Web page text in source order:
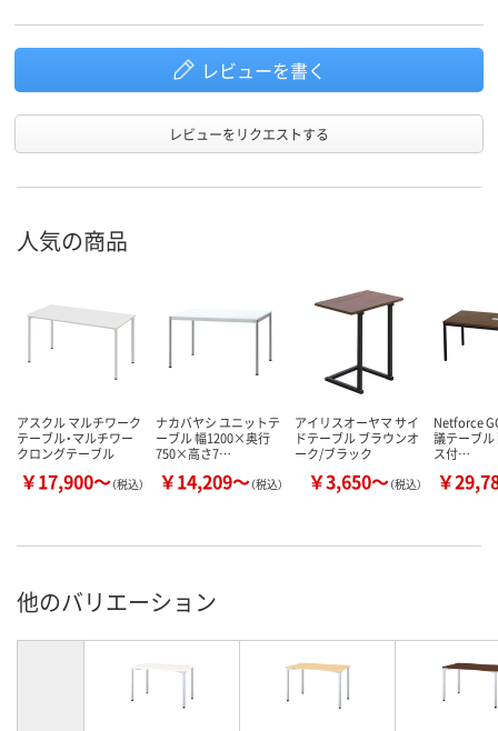
レビューを書く
レビューをリクエストする
人気の商品
アスクル マルチワーク
テーブル・マルチワー
クロングテーブル
￥17,900～（税込）
ナカバヤシ ユニットテ
ーブル 幅1200×奥行
750×高さ7…
￥14,209～（税込）
アイリスオーヤマ サイ
ドテーブル ブラウンオ
ーク/ブラック
￥3,650～（税込）
Netforce
議テーブ
ス付…
￥
他のバリエーション